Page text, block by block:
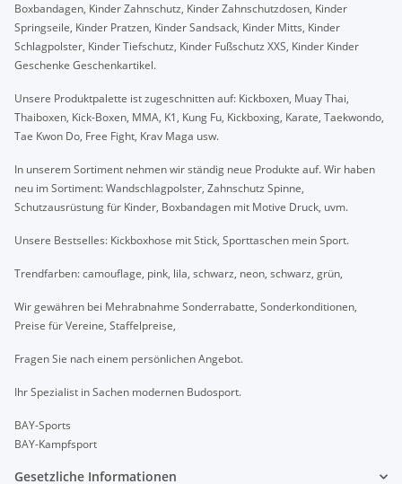
Boxbandagen, Kinder Zahnschutz, Kinder Zahnschutzdosen, Kinder
Springseile, Kinder Pratzen, Kinder Sandsack, Kinder Mitts, Kinder
Schlagpolster, Kinder Tiefschutz, Kinder Fußschutz XXS, Kinder Kinder
Geschenke Geschenkartikel.
Unsere Produktpalette ist zugeschnitten auf: Kickboxen, Muay Thai,
Thaiboxen, Kick-Boxen, MMA, K1, Kung Fu, Kickboxing, Karate, Taekwondo,
Tae Kwon Do, Free Fight, Krav Maga usw.
In unserem Sortiment nehmen wir ständig neue Produkte auf. Wir haben
neu im Sortiment: Wandschlagpolster, Zahnschutz Spinne,
Schutzausrüstung für Kinder, Boxbandagen mit Motive Druck, uvm.
Unsere Bestselles: Kickboxhose mit Stick, Sporttaschen mein Sport.
Trendfarben: camouflage, pink, lila, schwarz, neon, schwarz, grün,
Wir gewähren bei Mehrabnahme Sonderrabatte, Sonderkonditionen,
Preise für Vereine, Staffelpreise,
Fragen Sie nach einem persönlichen Angebot.
Ihr Spezialist in Sachen modernen Budosport.
BAY-Sports
BAY-Kampfsport
Gesetzliche Informationen